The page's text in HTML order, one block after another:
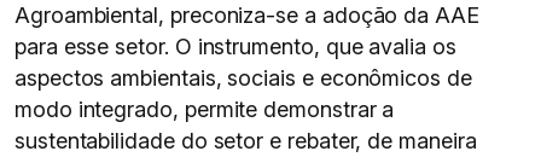
Agroambiental, preconiza-se a adoção da AAE
para esse setor. O instrumento, que avalia os
aspectos ambientais, sociais e econômicos de
modo integrado, permite demonstrar a
sustentabilidade do setor e rebater, de maneira